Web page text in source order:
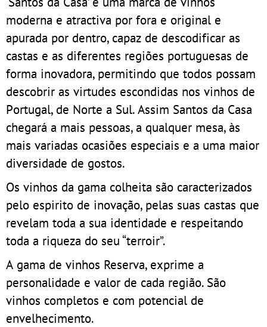
moderna e atractiva por fora e original e
apurada por dentro, capaz de descodificar as
castas e as diferentes regiões portuguesas de
forma inovadora, permitindo que todos possam
descobrir as virtudes escondidas nos vinhos de
Portugal, de Norte a Sul. Assim Santos da Casa
chegará a mais pessoas, a qualquer mesa, às
mais variadas ocasiões especiais e a uma maior
diversidade de gostos.
Os vinhos da gama colheita são caracterizados
pelo espirito de inovação, pelas suas castas que
revelam toda a sua identidade e respeitando
toda a riqueza do seu “terroir”.
A gama de vinhos Reserva, exprime a
personalidade e valor de cada região. São
vinhos completos e com potencial de
envelhecimento.